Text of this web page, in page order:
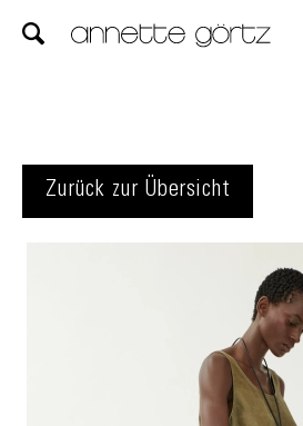
Zurück zur Übersicht